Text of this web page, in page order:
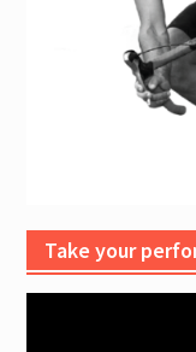
Take your